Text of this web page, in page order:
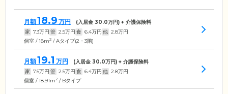
月額18.9 万円 (入居金 30.0万円) + 介護保険料
家 7.3万円 管 2.5万円 食 6.4万円 他 2.8万円
個室 / 18m2 / Aタイプ(2・3階)
月額19.1 万円 (入居金 30.0万円) + 介護保険料
家 7.5万円 管 2.5万円 食 6.4万円 他 2.8万円
個室 / 18.91m2 / Bタイプ